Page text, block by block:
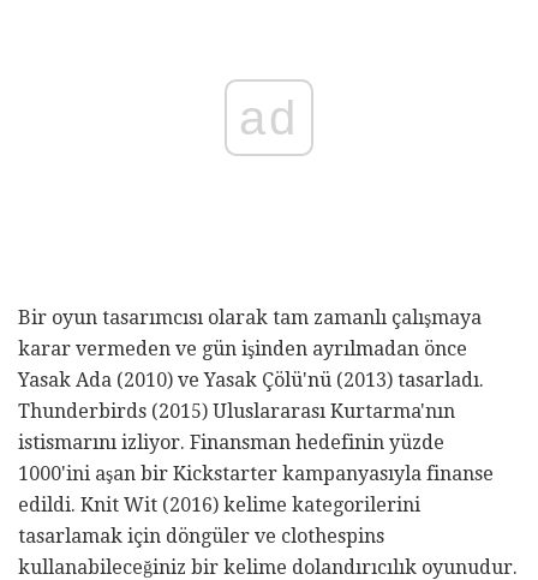
ad
Bir oyun tasarımcısı olarak tam zamanlı çalışmaya
karar vermeden ve gün işinden ayrılmadan önce
Yasak Ada (2010) ve Yasak Çölü'nü (2013) tasarladı.
Thunderbirds (2015) Uluslararası Kurtarma'nın
istismarını izliyor. Finansman hedefinin yüzde
1000'ini aşan bir Kickstarter kampanyasıyla finanse
edildi. Knit Wit (2016) kelime kategorilerini
tasarlamak için döngüler ve clothespins
kullanabileceğiniz bir kelime dolandırıcılık oyunudur.